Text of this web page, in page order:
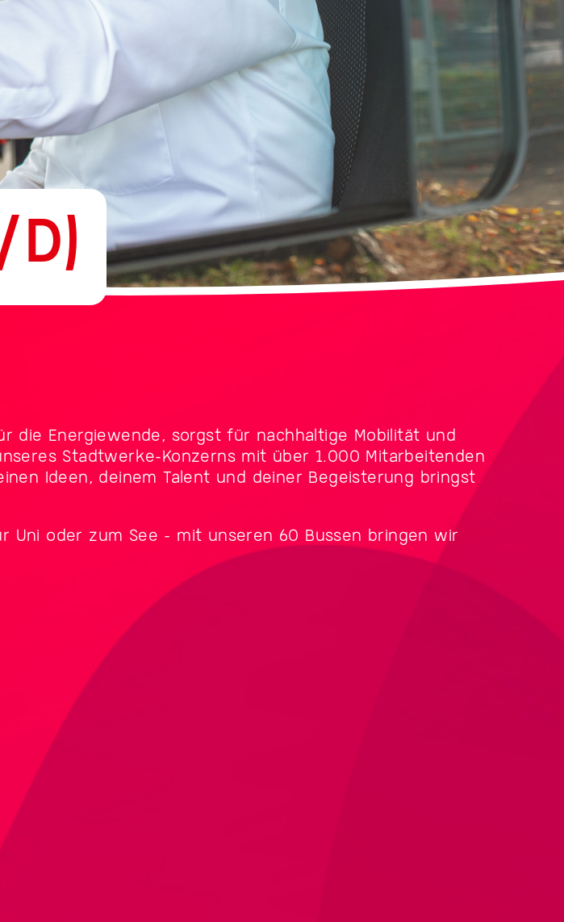
D)
die Energiewende, sorgst für nachhaltige Mobilität und
Stadtwerke-Konzerns mit über 1.000 Mitarbeitenden
Ideen, deinem Talent und deiner Begeisterung bringst
oder zum See – mit unseren 60 Bussen bringen wir